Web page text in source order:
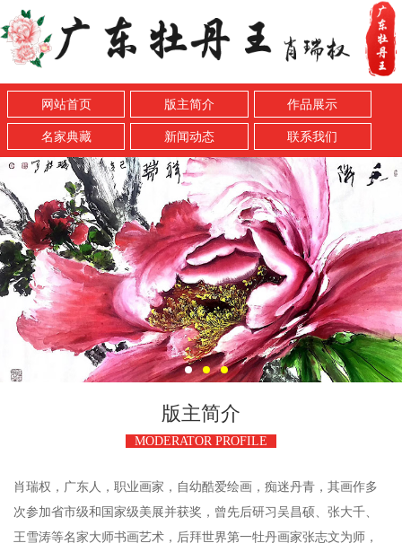
网站首页 版主简介 作品展示
名家典藏 新闻动态 联系我们
版主简介
MODERATOR PROFILE
肖瑞权，广东人，职业画家，自幼酷爱绘画，痴迷丹青，其画作多
次参加省市级和国家级美展并获奖，曾先后研习吴昌硕、张大千、
王雪涛等名家大师书画艺术，后拜世界第一牡丹画家张志文为师，